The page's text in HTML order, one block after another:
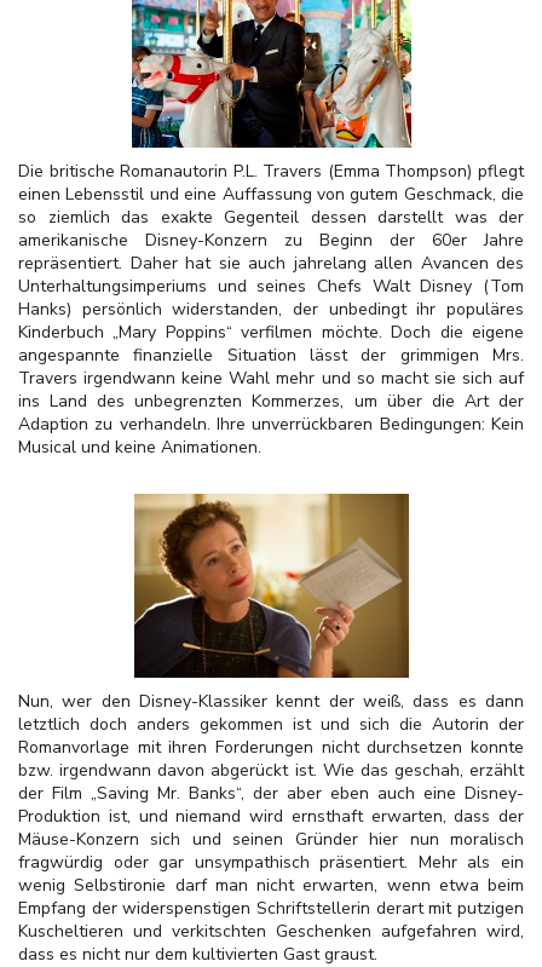
Die britische Romanautorin P.L. Travers (Emma Thompson) pflegt
einen Lebensstil und eine Auffassung von gutem Geschmack, die
so ziemlich das exakte Gegenteil dessen darstellt was der
amerikanische Disney-Konzern zu Beginn der 60er Jahre
repräsentiert. Daher hat sie auch jahrelang allen Avancen des
Unterhaltungsimperiums und seines Chefs Walt Disney (Tom
Hanks) persönlich widerstanden, der unbedingt ihr populäres
Kinderbuch „Mary Poppins“ verfilmen möchte. Doch die eigene
angespannte finanzielle Situation lässt der grimmigen Mrs.
Travers irgendwann keine Wahl mehr und so macht sie sich auf
ins Land des unbegrenzten Kommerzes, um über die Art der
Adaption zu verhandeln. Ihre unverrückbaren Bedingungen: Kein
Musical und keine Animationen.
Nun, wer den Disney-Klassiker kennt der weiß, dass es dann
letztlich doch anders gekommen ist und sich die Autorin der
Romanvorlage mit ihren Forderungen nicht durchsetzen konnte
bzw. irgendwann davon abgerückt ist. Wie das geschah, erzählt
der Film „Saving Mr. Banks“, der aber eben auch eine Disney-
Produktion ist, und niemand wird ernsthaft erwarten, dass der
Mäuse-Konzern sich und seinen Gründer hier nun moralisch
fragwürdig oder gar unsympathisch präsentiert. Mehr als ein
wenig Selbstironie darf man nicht erwarten, wenn etwa beim
Empfang der widerspenstigen Schriftstellerin derart mit putzigen
Kuscheltieren und verkitschten Geschenken aufgefahren wird,
dass es nicht nur dem kultivierten Gast graust.